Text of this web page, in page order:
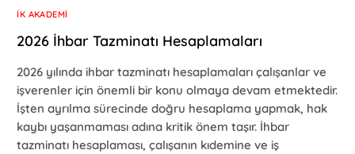
İK AKADEMI
2026 İhbar Tazminatı Hesaplamaları
2026 yılında ihbar tazminatı hesaplamaları çalışanlar ve
işverenler için önemli bir konu olmaya devam etmektedir.
İşten ayrılma sürecinde doğru hesaplama yapmak, hak
kaybı yaşanmaması adına kritik önem taşır. İhbar
tazminatı hesaplaması, çalışanın kıdemine ve iş